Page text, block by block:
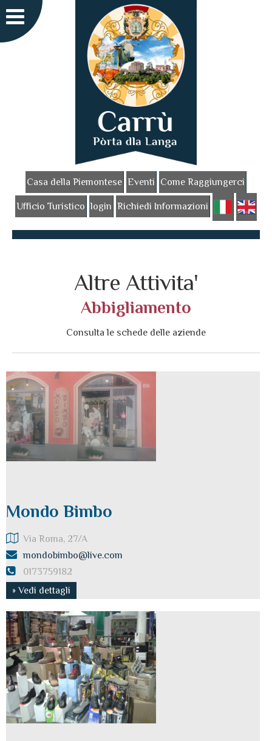
Casa della Piemontese Eventi Come Raggiungerci
Ufficio Turistico login Richiedi Informazioni
Altre Attivita'
Abbigliamento
Consulta le schede delle aziende
Mondo Bimbo
Via Roma, 27/A
mondobimbo@live.com
0173759182
» Vedi dettagli